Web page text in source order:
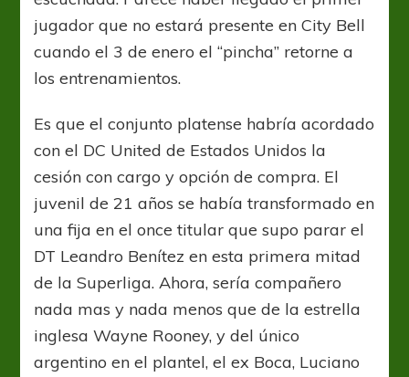
jugador que no estará presente en City Bell
cuando el 3 de enero el “pincha” retorne a
los entrenamientos.
Es que el conjunto platense habría acordado
con el DC United de Estados Unidos la
cesión con cargo y opción de compra. El
juvenil de 21 años se había transformado en
una fija en el once titular que supo parar el
DT Leandro Benítez en esta primera mitad
de la Superliga. Ahora, sería compañero
nada mas y nada menos que de la estrella
inglesa Wayne Rooney, y del único
argentino en el plantel, el ex Boca, Luciano